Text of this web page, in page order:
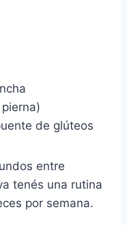
de glúteos
entre
tenés una rutina
por semana.